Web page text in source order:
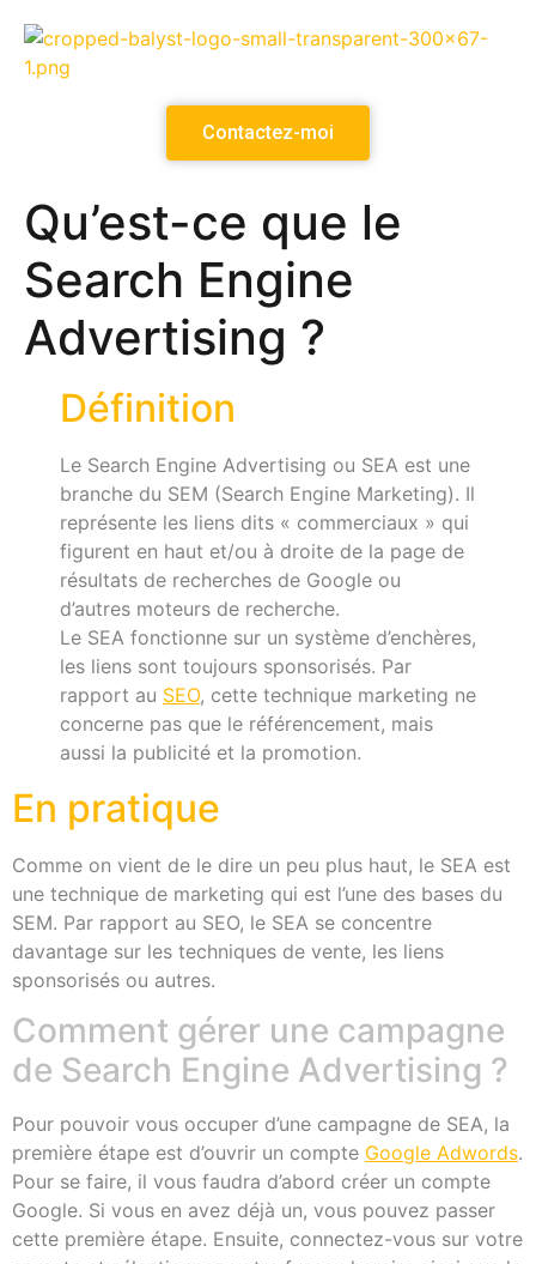
Contactez-moi
Qu’est-ce que le
Search Engine
Advertising ?
Définition
Le Search Engine Advertising ou SEA est une
branche du SEM (Search Engine Marketing). Il
représente les liens dits « commerciaux » qui
figurent en haut et/ou à droite de la page de
résultats de recherches de Google ou
d’autres moteurs de recherche.
Le SEA fonctionne sur un système d’enchères,
les liens sont toujours sponsorisés. Par
rapport au SEO, cette technique marketing ne
concerne pas que le référencement, mais
aussi la publicité et la promotion.
En pratique
Comme on vient de le dire un peu plus haut, le SEA est
une technique de marketing qui est l’une des bases du
SEM. Par rapport au SEO, le SEA se concentre
davantage sur les techniques de vente, les liens
sponsorisés ou autres.
Comment gérer une campagne
de Search Engine Advertising ?
Pour pouvoir vous occuper d’une campagne de SEA, la
première étape est d’ouvrir un compte Google Adwords.
Pour se faire, il vous faudra d’abord créer un compte
Google. Si vous en avez déjà un, vous pouvez passer
cette première étape. Ensuite, connectez-vous sur votre